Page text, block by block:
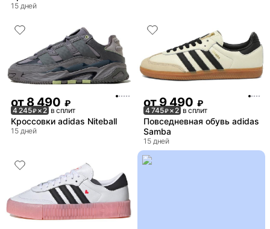
15 дней
от8 490 ₽
4 245₽× 2 в сплит
Кроссовки adidas Niteball
15 дней
от9 490 ₽
4 745₽× 2 в сплит
Повседневная обувь adidas
Samba
15 дней